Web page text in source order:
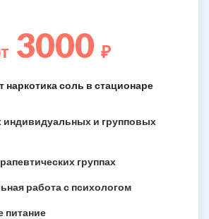
3000 ₽
наркотика соль в стационаре
индивидуальных и групповых
группах
работа с психологом
питание